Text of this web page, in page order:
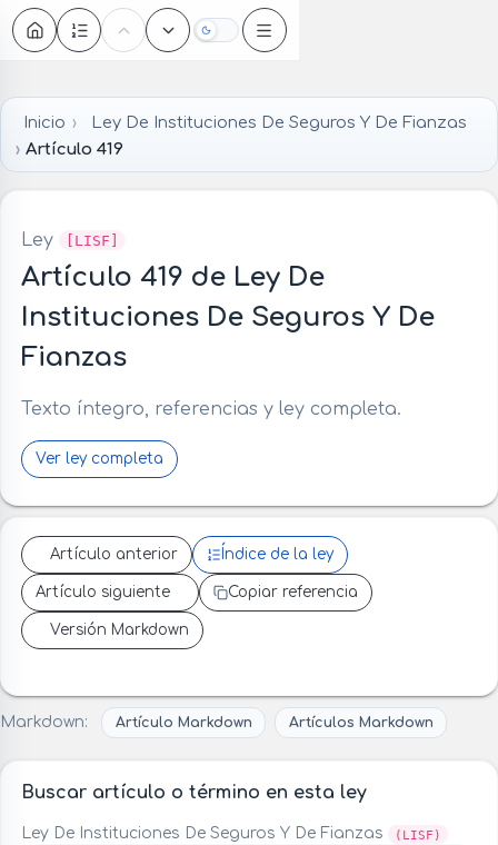
Oscuro
Inicio
Ley De Instituciones De Seguros Y De Fianzas
Artículo 419
Ley [LISF]
Artículo 419 de Ley De
Instituciones De Seguros Y De
Fianzas
Texto íntegro, referencias y ley completa.
Ver ley completa
Artículo anterior Índice de la ley
Artículo siguiente Copiar referencia
Versión Markdown
Markdown: Artículo Markdown Artículos Markdown
Buscar artículo o término en esta ley
Ley De Instituciones De Seguros Y De Fianzas (LISF)